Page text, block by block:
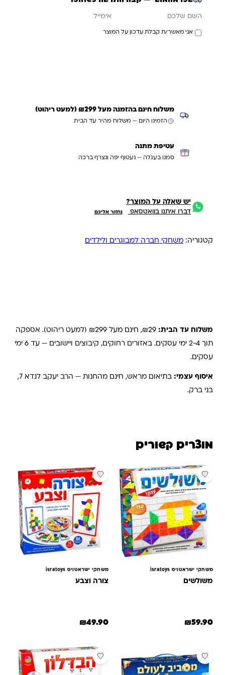
אני מאשר/ת קבלת עדכון על המוצר
משלוח חינם בהזמנה מעל ₪299 (למעט ריהוט)
הזמינו היום — משלוח מהיר עד הבית
עטיפת מתנה
סמנו בעגלה — נעטוף יפה ונצרף ברכה
יש שאלה על המוצר?
דברו איתנו בוואטסאפ נחזור אליכם
קטגוריה:משחקי חברה למבוגרים ולילדים
משלוח עד הבית: ₪29, חינם מעל ₪299 (למעט ריהוט). אספקה
תוך 2-4 ימי עסקים. באזורים רחוקים, קיבוצים ויישובים — עד 6 ימי
עסקים.
איסוף עצמי: בתיאום מראש, חינם מהחנות — הרב יעקב לנדא 7,
בני ברק.
מוצרים קשורים
משחקי ישראטויס isratoys
משולשים
₪59.90
משחקי ישראטויס isratoys
צורה וצבע
₪49.90
מבצע